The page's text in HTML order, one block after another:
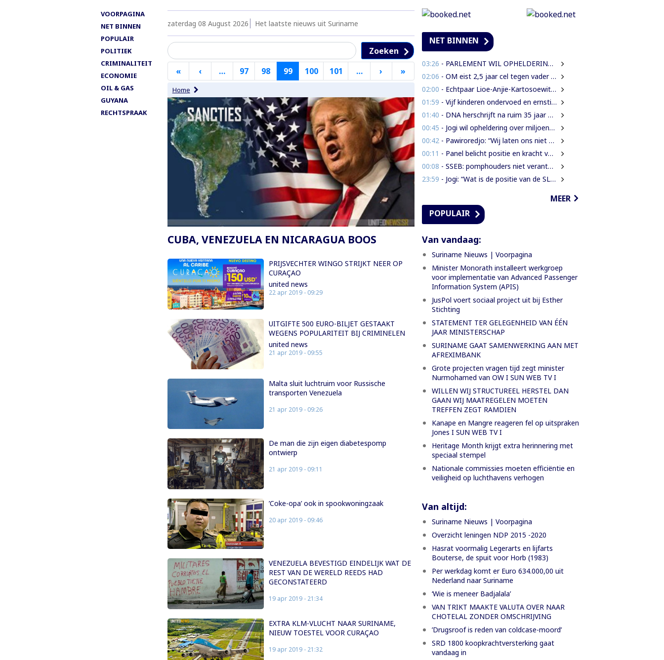
VOORPAGINA
NET BINNEN
POPULAIR
POLITIEK
CRIMINALITEIT
ECONOMIE
OIL & GAS
GUYANA
RECHTSPRAAK
zaterdag 08 August 2026 Het laatste nieuws uit Suriname
Zoeken
Paginering
«Eerste
pagina
‹Vorige
pagina
… 97 98 99 100 101 … › Volgende
pagina
»
pagina
Home
CUBA, VENEZUELA EN NICARAGUA BOOS
PRIJSVECHTER WINGO STRIJKT NEER OP
CURAÇAO
united news
22 apr 2019 - 09:29
UITGIFTE 500 EURO-BILJET GESTAAKT
WEGENS POPULARITEIT BIJ CRIMINELEN
united news
21 apr 2019 - 09:55
Malta sluit luchtruim voor Russische
transporten Venezuela
21 apr 2019 - 09:26
De man die zijn eigen diabetespomp
ontwierp
21 apr 2019 - 09:11
’Coke-opa’ ook in spookwoningzaak
20 apr 2019 - 09:46
VENEZUELA BEVESTIGD EINDELIJK WAT DE
REST VAN DE WERELD REEDS HAD
GECONSTATEERD
19 apr 2019 - 21:34
EXTRA KLM-VLUCHT NAAR SURINAME,
NIEUW TOESTEL VOOR CURAÇAO
19 apr 2019 - 21:32
NET BINNEN
03:26 - PARLEMENT WIL OPHELDERING OVER VERDWENEN INBESLAGGENOMEN LEVENSMIDDELEN
02:06 - OM eist 2,5 jaar cel tegen vader in zaak rond mishandeling en verwaarlozing
02:00 - Echtpaar Lioe-Anjie-Kartosoewito 50 jaar getrouwd
01:59 - Vijf kinderen ondervoed en ernstig verwaarloosd: 2,5 jaar cel geëist tegen vader
01:40 - DNA herschrijft na ruim 35 jaar eigen spelregels
00:45 - Jogi wil opheldering over miljoenensteun aan SLM en de resultaten daarvan
00:42 - Pawiroredjo: “Wij laten ons niet monddood maken”
00:11 - Panel belicht positie en kracht van Inheemsen
00:08 - SSEB: pomphouders niet verantwoordelijk voor hogere brandstofprijs bij afschaffing prijscap
23:59 - Jogi: “Wat is de positie van de SLM nu na een jaar miljoenen aan subsidie?”
MEER
POPULAIR
Van vandaag:
Suriname Nieuws | Voorpagina
Minister Monorath installeert werkgroep
voor implementatie van Advanced Passenger
Information System (APIS)
JusPol voert sociaal project uit bij Esther
Stichting
STATEMENT TER GELEGENHEID VAN ÉÉN
JAAR MINISTERSCHAP
SURINAME GAAT SAMENWERKING AAN MET
AFREXIMBANK
Grote projecten vragen tijd zegt minister
Nurmohamed van OW I SUN WEB TV I
WILLEN WIJ STRUCTUREEL HERSTEL DAN
GAAN WIJ MAATREGELEN MOETEN
TREFFEN ZEGT RAMDIEN
Kanape en Mangre reageren fel op uitspraken
Jones I SUN WEB TV I
Heritage Month krijgt extra herinnering met
speciaal stempel
Nationale commissies moeten efficiëntie en
veiligheid op luchthavens verhogen
Van altijd:
Suriname Nieuws | Voorpagina
Overzicht leningen NDP 2015 -2020
Hasrat voormalig Legerarts en lijfarts
Bouterse, de spuit voor Horb (1983)
Per werkdag komt er Euro 634.000,00 uit
Nederland naar Suriname
‘Wie is meneer Badjalala’
VAN TRIKT MAAKTE VALUTA OVER NAAR
CHOTELAL ZONDER OMSCHRIJVING
’Drugsroof is reden van coldcase-moord’
SRD 1800 koopkrachtversterking gaat
vandaag in